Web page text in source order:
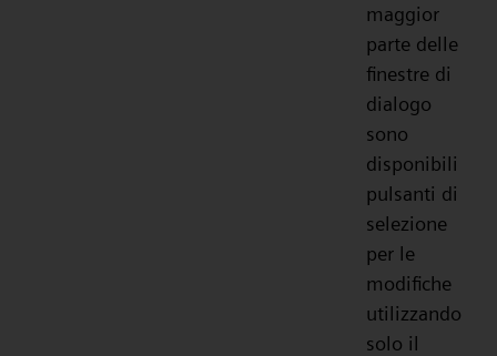
maggior
parte delle
finestre di
dialogo
sono
disponibili
pulsanti di
selezione
per le
modifiche
utilizzando
solo il